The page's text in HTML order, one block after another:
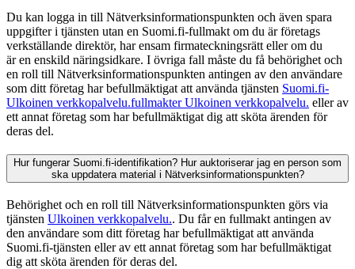
Du kan logga in till Nätverksinformationspunkten och även spara
uppgifter i tjänsten utan en Suomi.fi-fullmakt om du är företags
verkställande direktör, har ensam firmateckningsrätt eller om du
är en enskild näringsidkare. I övriga fall måste du få behörighet och
en roll till Nätverksinformationspunkten antingen av den användare
som ditt företag har befullmäktigat att använda tjänsten Suomi.fi-
Ulkoinen verkkopalvelu.fullmakter Ulkoinen verkkopalvelu. eller av
ett annat företag som har befullmäktigat dig att sköta ärenden för
deras del.
Hur fungerar Suomi.fi-identifikation? Hur auktoriserar jag en person som
ska uppdatera material i Nätverksinformationspunkten?
Behörighet och en roll till Nätverksinformationspunkten görs via
tjänsten Ulkoinen verkkopalvelu.. Du får en fullmakt antingen av
den användare som ditt företag har befullmäktigat att använda
Suomi.fi-tjänsten eller av ett annat företag som har befullmäktigat
dig att sköta ärenden för deras del.